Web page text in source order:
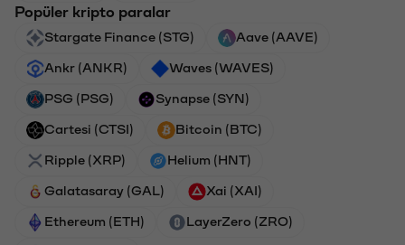
Popüler kripto paralar
Stargate Finance (STG) Aave (AAVE)
Ankr (ANKR) Waves (WAVES)
PSG (PSG) Synapse (SYN)
Cartesi (CTSI) Bitcoin (BTC)
Ripple (XRP) Helium (HNT)
Galatasaray (GAL) Xai (XAI)
Ethereum (ETH) LayerZero (ZRO)